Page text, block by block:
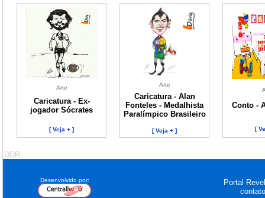
Arte
Caricatura - Ex-
jogador Sócrates
[ Veja + ]
Arte
Caricatura - Alan
Fonteles - Medalhista
Paralímpico Brasileiro
[ Veja + ]
Conto -
[
DDR
Desenvolvido por:
Portal